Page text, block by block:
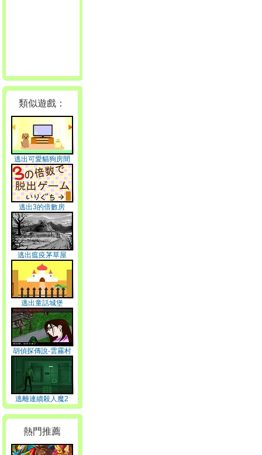
類似遊戲：
逃出可愛貓狗房間
逃出3的倍數房
逃出瘟疫茅草屋
逃出童話城堡
胡偵探傳說-雲霧村
逃離連續殺人魔2
熱門推薦